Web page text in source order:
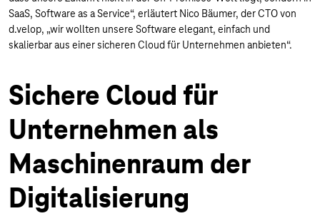
SaaS, Software as a Service“, erläutert Nico Bäumer, der CTO von
d.velop, „wir wollten unsere Software elegant, einfach und
skalierbar aus einer sicheren Cloud für Unternehmen anbieten“.
Sichere Cloud für
Unternehmen als
Maschinenraum der
Digitalisierung